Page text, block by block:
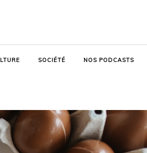
SOCIÉTÉ NOS PODCASTS